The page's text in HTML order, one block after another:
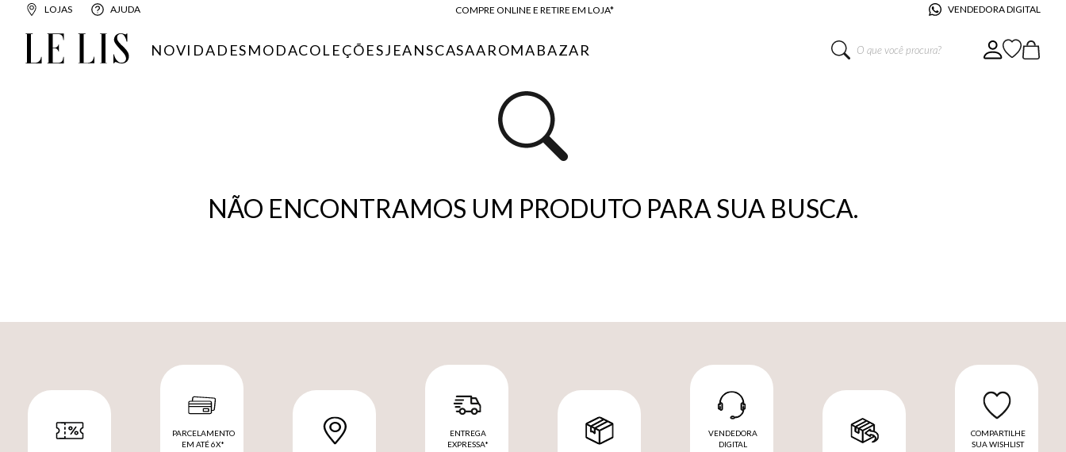
LOJAS AJUDA
COMPRE ONLINE E RETIRE EM LOJA*
FRETE GRÁTIS*
10% OFF NA PRIMEIRA COMPRA*
VENDEDORA DIGITAL
NOVIDADESMODACOLEÇÕESJEANSCASAAROMABAZAR
O que você procura?
NÃO ENCONTRAMOS UM PRODUTO PARA SUA BUSCA.
PARCELAMENTO
EM ATÉ 6X*
ENTREGA
EXPRESSA*
VENDEDORA
DIGITAL
COMPARTILHE
SUA WISHLIST